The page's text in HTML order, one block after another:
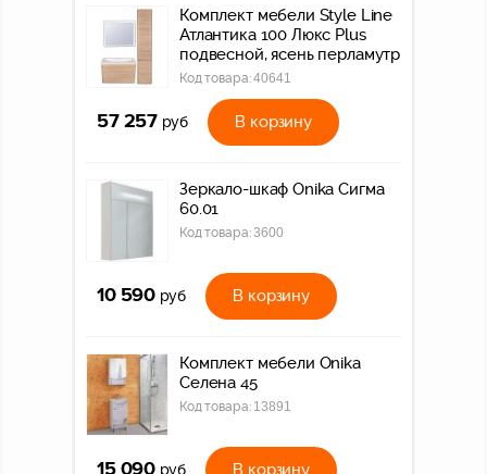
Комплект мебели Style Line
Атлантика 100 Люкс Plus
подвесной, ясень перламутр
Код товара:40641
57 257 руб В корзину
Зеркало-шкаф Onika Сигма
60.01
Код товара:3600
10 590 руб В корзину
Комплект мебели Onika
Селена 45
Код товара: 13891
руб В корзину